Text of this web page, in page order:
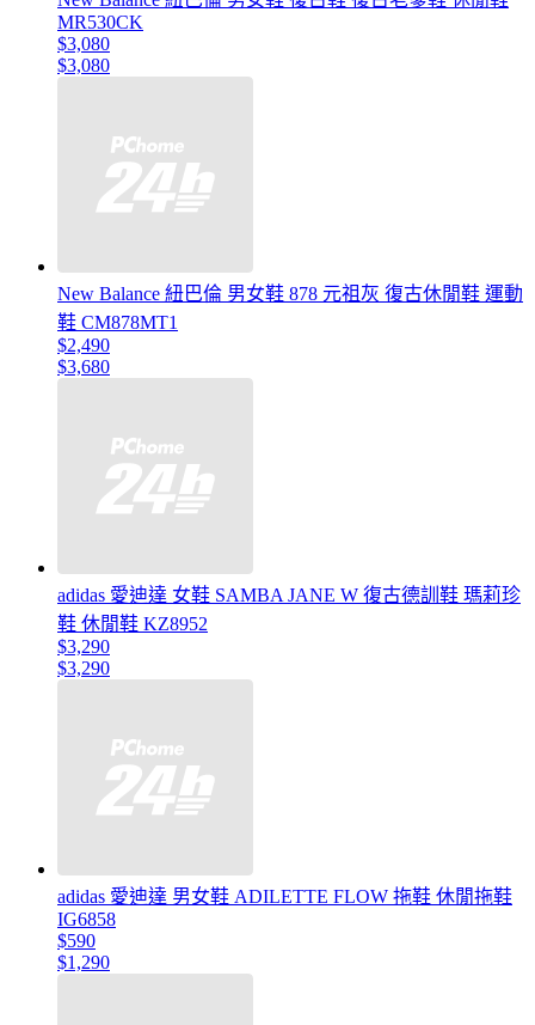
MR530CK
$3,080
$3,080
New Balance 紐巴倫 男女鞋 878 元祖灰 復古休閒鞋 運動
鞋 CM878MT1
$2,490
$3,680
adidas 愛迪達 女鞋 SAMBA JANE W 復古德訓鞋 瑪莉珍
鞋 休閒鞋 KZ8952
$3,290
$3,290
adidas 愛迪達 男女鞋 ADILETTE FLOW 拖鞋 休閒拖鞋
IG6858
$590
$1,290